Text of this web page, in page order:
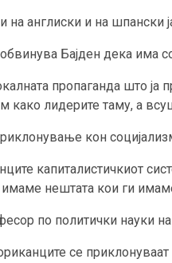
на англиски и на шпански
Бајден дека има
пропаганда што ја
како лидерите таму, а
кон
капиталистичкиот
нештата кои ги
по политички науки
се